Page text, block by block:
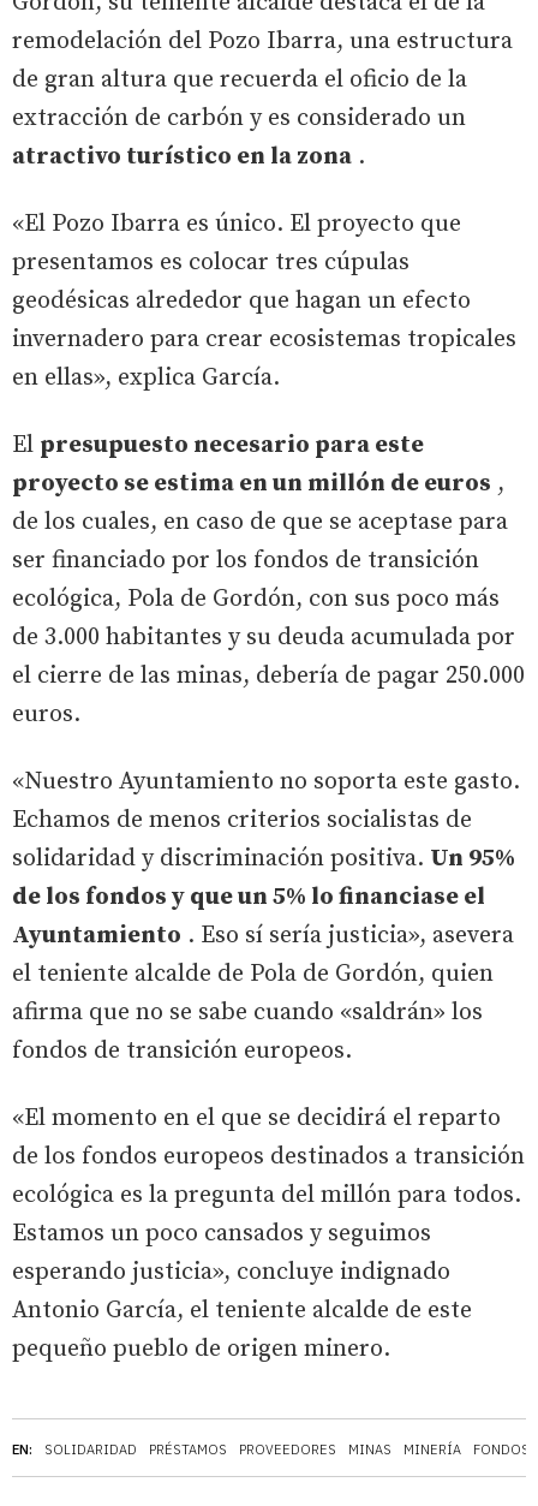
EN: SOLIDARIDAD PRÉSTAMOS PROVEEDORES MINAS MINERÍA FONDOS
remodelación del Pozo Ibarra, una estructura
de gran altura que recuerda el oficio de la
extracción de carbón y es considerado un
atractivo turístico en la zona .
«El Pozo Ibarra es único. El proyecto que
presentamos es colocar tres cúpulas
geodésicas alrededor que hagan un efecto
invernadero para crear ecosistemas tropicales
en ellas», explica García.
El presupuesto necesario para este
proyecto se estima en un millón de euros ,
de los cuales, en caso de que se aceptase para
ser financiado por los fondos de transición
ecológica, Pola de Gordón, con sus poco más
de 3.000 habitantes y su deuda acumulada por
el cierre de las minas, debería de pagar 250.000
euros.
«Nuestro Ayuntamiento no soporta este gasto.
Echamos de menos criterios socialistas de
solidaridad y discriminación positiva. Un 95%
de los fondos y que un 5% lo financiase el
Ayuntamiento . Eso sí sería justicia», asevera
el teniente alcalde de Pola de Gordón, quien
afirma que no se sabe cuando «saldrán» los
fondos de transición europeos.
«El momento en el que se decidirá el reparto
de los fondos europeos destinados a transición
ecológica es la pregunta del millón para todos.
Estamos un poco cansados y seguimos
esperando justicia», concluye indignado
Antonio García, el teniente alcalde de este
pequeño pueblo de origen minero.